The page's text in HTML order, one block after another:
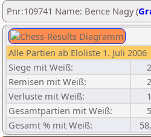
Pnr:109741 Name: Bence Nagy (
Alle Partien ab Eloliste 1. Juli 2006
Siege mit Weiß:
Remisen mit Weiß:
Verluste mit Weiß:
Gesamtpartien mit Weiß:
Gesamt % mit Weiß: